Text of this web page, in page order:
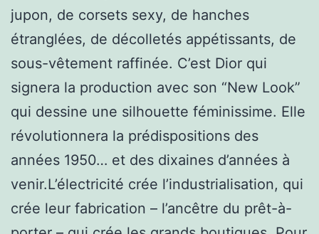
jupon, de corsets sexy, de hanches
étranglées, de décolletés appétissants, de
sous-vêtement raffinée. C’est Dior qui
signera la production avec son “New Look”
qui dessine une silhouette féminissime. Elle
révolutionnera la prédispositions des
années 1950… et des dixaines d’années à
venir.L’électricité crée l’industrialisation, qui
crée leur fabrication – l’ancêtre du prêt-à-